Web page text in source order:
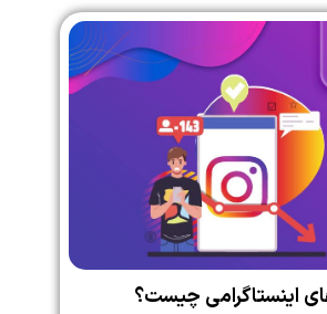
اینستاگرامی چیست؟